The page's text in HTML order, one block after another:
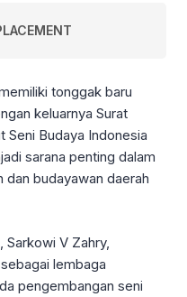
tonggak baru
keluarnya Surat
Seni Budaya Indonesia
sarana penting dalam
budayawan daerah
Sarkowi V Zahry,
lembaga
pengembangan seni